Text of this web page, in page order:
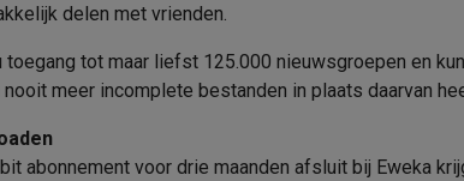
delen met vrienden.
toegang tot maar liefst 125.000 nieuwsgroepen en
nooit meer incomplete bestanden in plaats daarvan
abonnement voor drie maanden afsluit bij Eweka